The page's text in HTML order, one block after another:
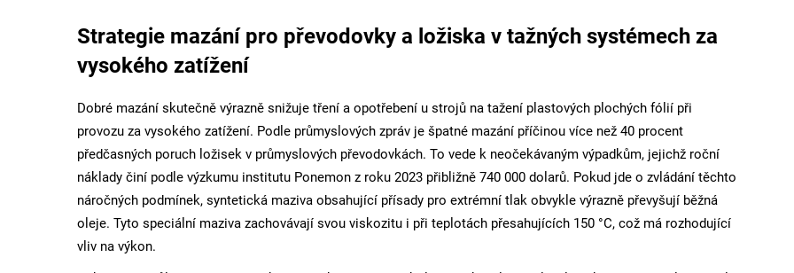
Strategie mazání pro převodovky a ložiska v tažných systémech za
vysokého zatížení
Dobré mazání skutečně výrazně snižuje tření a opotřebení u strojů na tažení plastových plochých fólií při
provozu za vysokého zatížení. Podle průmyslových zpráv je špatné mazání příčinou více než 40 procent
předčasných poruch ložisek v průmyslových převodovkách. To vede k neočekávaným výpadkům, jejichž roční
náklady činí podle výzkumu institutu Ponemon z roku 2023 přibližně 740 000 dolarů. Pokud jde o zvládání těchto
náročných podmínek, syntetická maziva obsahující přísady pro extrémní tlak obvykle výrazně převyšují běžná
oleje. Tyto speciální maziva zachovávají svou viskozitu i při teplotách přesahujících 150 °C, což má rozhodující
vliv na výkon.